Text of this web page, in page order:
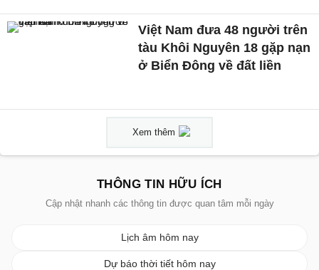
Việt Nam đưa 48 người trên
tàu Khôi Nguyên 18 gặp nạn
ở Biển Đông về đất liền
Xem thêm
THÔNG TIN HỮU ÍCH
Cập nhật nhanh các thông tin được quan tâm mỗi ngày
Lịch âm hôm nay
Dự báo thời tiết hôm nay